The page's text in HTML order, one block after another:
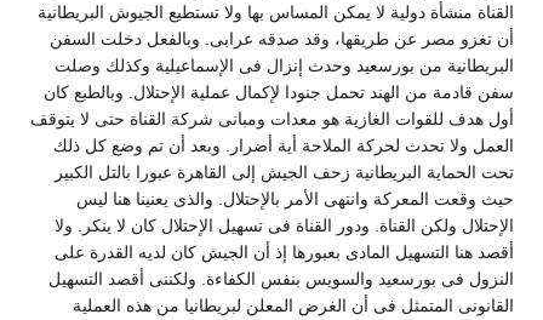
منشأة دولية لا يمكن المساس بها ولا تستطيع الجيوش البريطانية
تغزو مصر عن طريقها، وقد صدقه عرابى. وبالفعل دخلت السفن
من بورسعيد وحدث إنزال فى الإسماعيلية وكذلك وصلت
قادمة من الهند تحمل جنودا لإكمال عملية الإحتلال. وبالطبع كان
هدف للقوات الغازية هو معدات ومبانى شركة القناة حتى لا يتوقف
ولا تحدث لحركة الملاحة أية أضرار. وبعد أن تم وضع كل ذلك
الحماية البريطانية زحف الجيش إلى القاهرة عبورا بالتل الكبير
وقعت المعركة وانتهى الأمر بالإحتلال. والذى يعنينا هنا ليس
ولكن القناة. ودور القناة فى تسهيل الإحتلال كان لا ينكر. ولا
هنا التسهيل المادى بعبورها إذ أن الجيش كان لديه القدرة على
فى بورسعيد والسويس بنفس الكفاءة. ولكننى أقصد التسهيل
المتمثل فى أن الغرض المعلن لبريطانيا من هذه العملية